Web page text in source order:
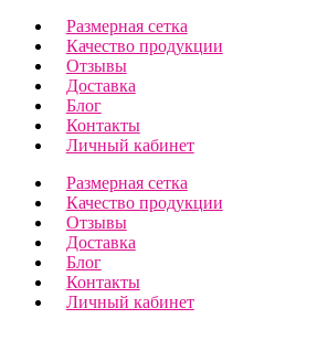
Размерная сетка
Качество продукции
Отзывы
Доставка
Блог
Контакты
Личный кабинет
Размерная сетка
Качество продукции
Отзывы
Доставка
Блог
Контакты
Личный кабинет